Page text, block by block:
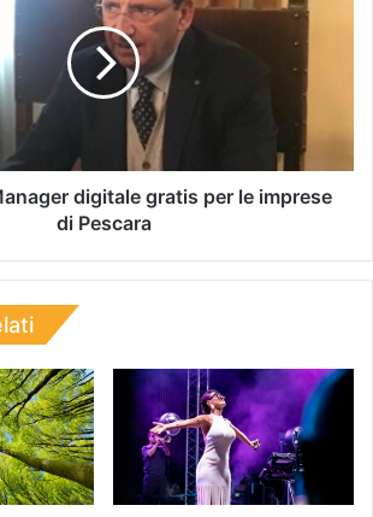
digitale gratis per le imprese
di Pescara